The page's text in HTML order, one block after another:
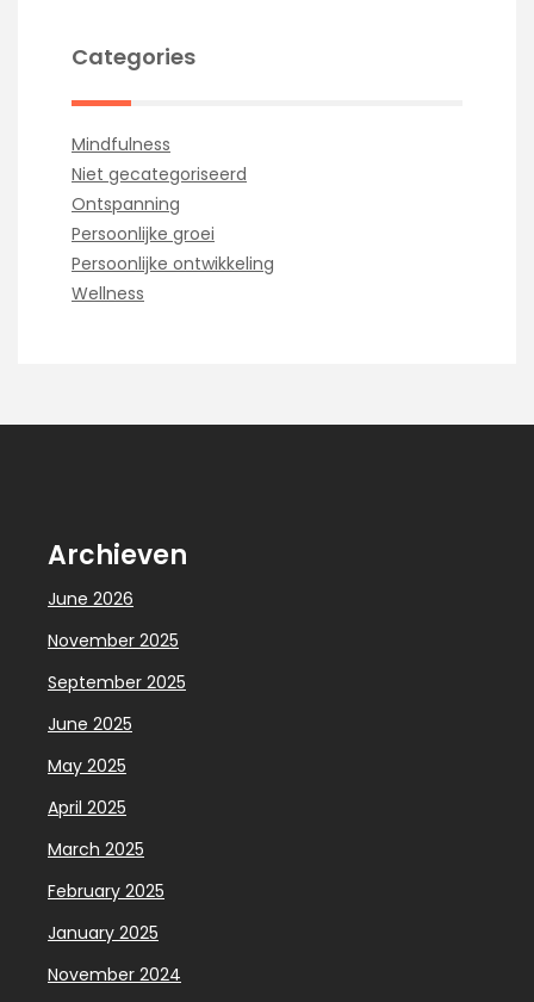
Categories
Mindfulness
Niet gecategoriseerd
Ontspanning
Persoonlijke groei
Persoonlijke ontwikkeling
Wellness
Archieven
June 2026
November 2025
September 2025
June 2025
May 2025
April 2025
March 2025
February 2025
January 2025
November 2024